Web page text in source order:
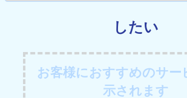
したい
お客様におすすめのサー
示されます